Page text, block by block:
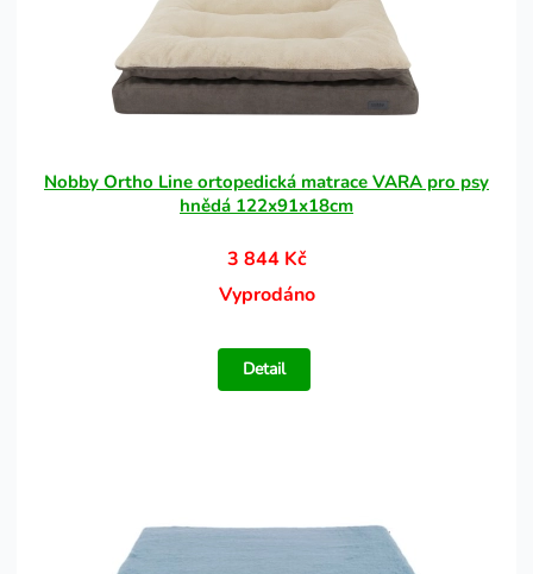
Nobby Ortho Line ortopedická matrace VARA pro psy
hnědá 122x91x18cm
3 844 Kč
Vyprodáno
Detail